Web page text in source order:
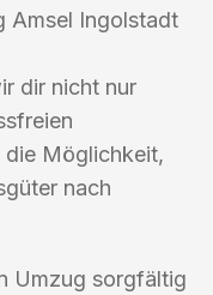
Amsel Ingolstadt
dir nicht nur
die Möglichkeit,
nach
Umzug sorgfältig